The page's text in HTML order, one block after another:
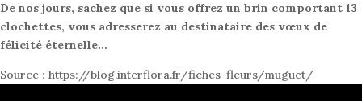
De nos jours, sachez que si vous offrez un brin comportant 13
clochettes, vous adresserez au destinataire des vœux de
félicité éternelle…
Source : https://blog.interflora.fr/fiches-fleurs/muguet/